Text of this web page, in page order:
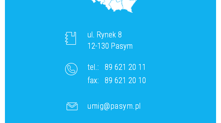
ul. Rynek 8
12-130 Pasym
tel.:
89 621 20 11
fax:
89 621 20 10
umig@pasym.pl